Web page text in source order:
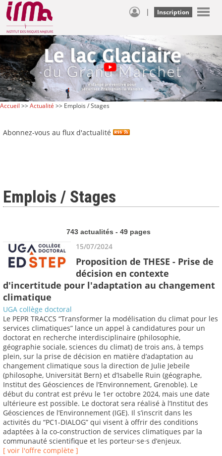
| Inscription
Accueil >>Actualité >> Emplois / Stages
Abonnez-vous au flux d'actualité
Emplois / Stages
743 actualités - 49 pages
15/07/2024
Proposition de THESE - Prise de
décision en contexte
d'incertitude pour l'adaptation au changement
climatique
UGA collège doctoral
Le PEPR TRACCS “Transformer la modélisation du climat pour les
services climatiques” lance un appel à candidatures pour un
doctorat en recherche interdisciplinaire (philosophie,
géographie sociale, sciences du climat) de trois ans, à temps
plein, sur la prise de décision en matière d’adaptation au
changement climatique sous la direction de Julie Jebeile
(philosophe, Universität Bern) et d’Isabelle Ruin (géographe,
Institut des Géosciences de l’Environnement, Grenoble). Le
début du contrat est prévu le 1er octobre 2024, mais une date
ultérieure est possible. Le doctorat sera réalisé à l’Institut des
Géosciences de l’Environnement (IGE). Il s’inscrit dans les
activités du “PC1-DIALOG” qui visent à offrir des conditions
adaptées à la co-construction de services climatiques par la
communauté scientifique et les porteur·se·s d’enjeux.
[ voir l'offre complète ]